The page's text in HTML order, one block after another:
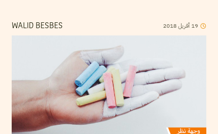
WALID BESBES 19 أفريل2018